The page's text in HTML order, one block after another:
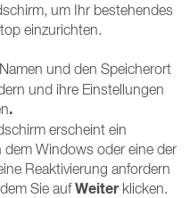
um Ihr bestehendes
einzurichten.
und den Speicherort
und ihre Einstellungen
.
erscheint ein
Windows oder eine der
Reaktivierung anfordern
Sie aufWeiterklicken.